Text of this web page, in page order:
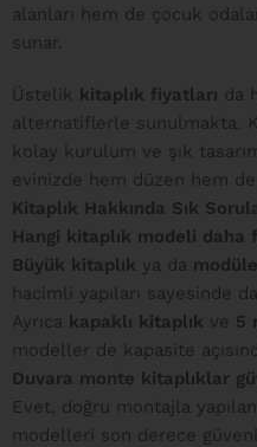
alanları hem de çocuk
sunar.
Üstelik kitaplık fiyatları da
alternatiflerle sunulmakta.
kolay kurulum ve şık
evinizde hem düzen hem
Kitaplık Hakkında Sık
Hangi kitaplık modeli daha
Büyük kitaplık ya da
hacimli yapıları sayesinde
Ayrıca kapaklı kitaplık ve 5
modeller de kapasite
Duvara monte kitaplıklar
Evet, doğru montajla yapılan
modelleri son derece